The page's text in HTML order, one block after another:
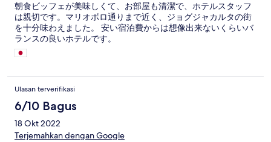
朝食ビッフェが美味しくて、お部屋も清潔で、ホテルスタッフ
は親切です。マリオボロ通りまで近く、ジョグジャカルタの街
を十分味わえました。 安い宿泊費からは想像出来ないくらいバ
ランスの良いホテルです。
Ulasan terverifikasi
6/10 Bagus
18 Okt 2022
Terjemahkan dengan Google